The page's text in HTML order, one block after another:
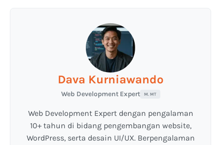
Dava Kurniawando
Web Development Expert M. MT
Web Development Expert dengan pengalaman
10+ tahun di bidang pengembangan website,
WordPress, serta desain UI/UX. Berpengalaman